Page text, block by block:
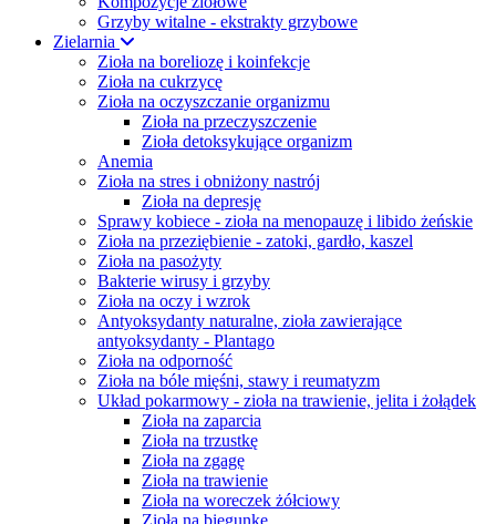
Grzyby witalne - ekstrakty grzybowe
Zielarnia
Zioła na boreliozę i koinfekcje
Zioła na cukrzycę
Zioła na oczyszczanie organizmu
Zioła na przeczyszczenie
Zioła detoksykujące organizm
Anemia
Zioła na stres i obniżony nastrój
Zioła na depresję
Sprawy kobiece - zioła na menopauzę i libido żeńskie
Zioła na przeziębienie - zatoki, gardło, kaszel
Zioła na pasożyty
Bakterie wirusy i grzyby
Zioła na oczy i wzrok
Antyoksydanty naturalne, zioła zawierające
antyoksydanty - Plantago
Zioła na odporność
Zioła na bóle mięśni, stawy i reumatyzm
Układ pokarmowy - zioła na trawienie, jelita i żołądek
Zioła na zaparcia
Zioła na trzustkę
Zioła na zgagę
Zioła na trawienie
Zioła na woreczek żółciowy
Zioła na biegunkę